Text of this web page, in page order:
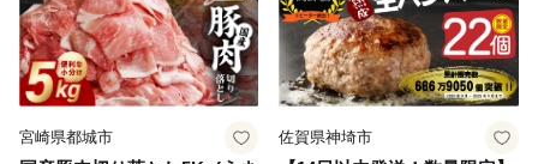
宮崎県都城市 佐賀県神埼市